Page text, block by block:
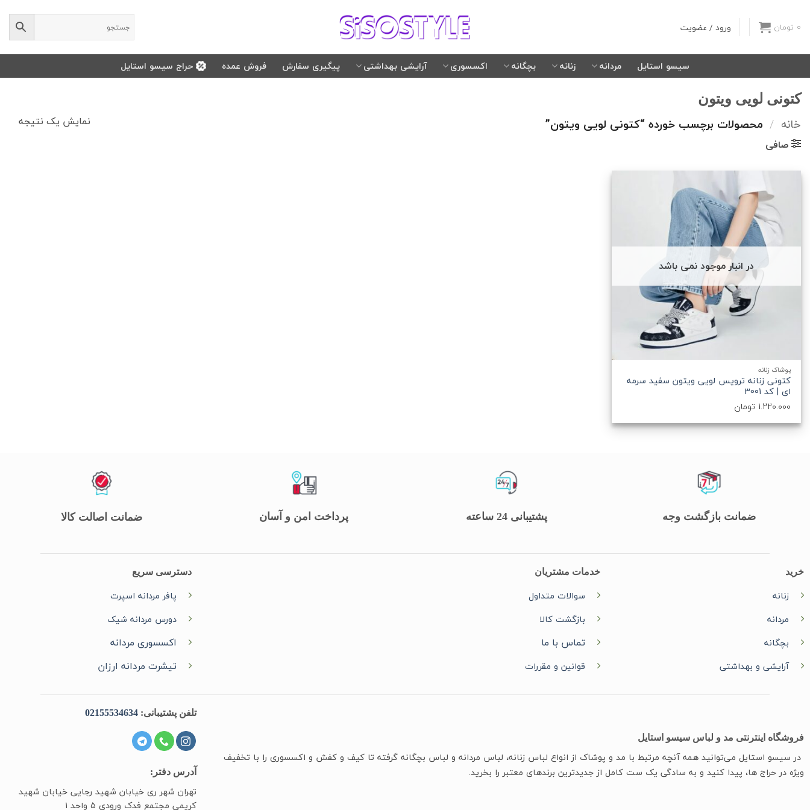
content
0 تومان ورود / عضویت
سیسو استایل مردانه زنانه بچگانه اکسسوری آرایشی بهداشتی پیگیری سفارش فروش عمده حراج سیسو استایل
کتونی لویی ویتون
خانه / محصولات برچسب خورده “کتونی لویی ویتون”
صافی
نمایش یک نتیجه
در انبار موجود نمی باشد
پوشاک زنانه
کتونی زنانه ترویس لویی ویتون سفید سرمه
ای | کد 3001
1.220.000 تومان
ضمانت بازگشت وجه پشتیبانی 24 ساعته پرداخت امن و آسان ضمانت اصالت کالا
خرید
زنانه
مردانه
بچگانه
آرایشی و بهداشتی
خدمات مشتریان
سوالات متداول
بازگشت کالا
تماس با ما
قوانین و مقررات
دسترسی سریع
پافر مردانه اسپرت
دورس مردانه شیک
اکسسوری مردانه
تیشرت مردانه ارزان
فروشگاه اینترنتی مد و لباس سیسو استایل
در سیسو ‌استایل می‌توانید همه آنچه مرتبط با مد و پوشاک از انواع لباس زنانه، لباس مردانه و لباس بچگانه گرفته تا کیف و کفش و اکسسوری را با تخفیف
ویژه در حراج ها، پیدا کنید و به سادگی یک ست کامل از جدیدترین‌ برندهای معتبر را بخرید.
تلفن پشتیبانی: 02155534634
آدرس دفتر:
تهران شهر ری خیابان شهید رجایی خیابان شهید
کریمی مجتمع فدک ورودی ۵ واحد ۱